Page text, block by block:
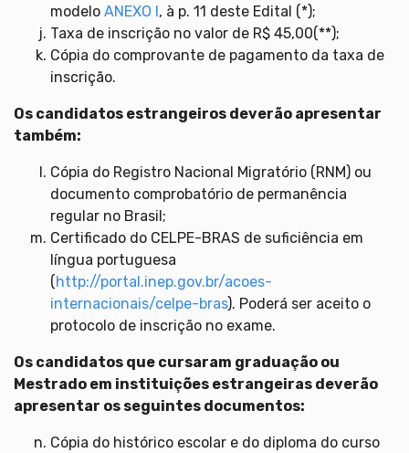
modelo ANEXO I , à p. 11 deste Edital (*);
Taxa de inscrição no valor de R$ 45,00(**);
Cópia do comprovante de pagamento da taxa de
inscrição.
Os candidatos estrangeiros deverão apresentar
também:
Cópia do Registro Nacional Migratório (RNM) ou
documento comprobatório de permanência
regular no Brasil;
Certificado do CELPE-BRAS de suficiência em
língua portuguesa
( http://portal.inep.gov.br/acoes-
internacionais/celpe-bras). Poderá ser aceito o
protocolo de inscrição no exame.
Os candidatos que cursaram graduação ou
Mestrado em instituições estrangeiras deverão
apresentar os seguintes documentos:
Cópia do histórico escolar e do diploma do curso